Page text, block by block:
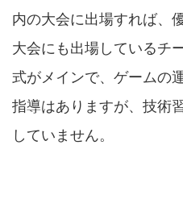
内の大会に出場すれば、
大会にも出場しているチ
式がメインで、ゲームの
指導はありますが、技術
していません。